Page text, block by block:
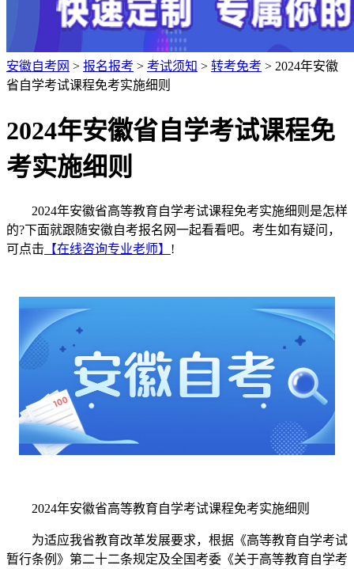
安徽自考网 > 报名报考 > 考试须知 > 转考免考 > 2024年安徽
省自学考试课程免考实施细则
2024年安徽省自学考试课程免
考实施细则
2024年安徽省高等教育自学考试课程免考实施细则是怎样
的?下面就跟随安徽自考报名网一起看看吧。考生如有疑问，
可点击 【在线咨询专业老师】 !
2024年安徽省高等教育自学考试课程免考实施细则
为适应我省教育改革发展要求，根据《高等教育自学考试
暂行条例》第二十二条规定及全国考委《关于高等教育自学考